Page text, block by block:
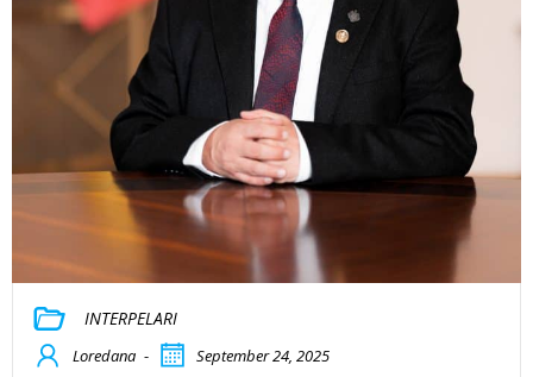
INTERPELARI
Loredana - September 24, 2025